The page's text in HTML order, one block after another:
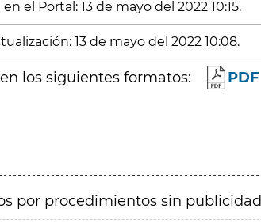
el Portal: 13 de mayo del 2022 10:15.
13 de mayo del 2022 10:08.
los siguientes formatos: PDF
por procedimientos sin publicidad